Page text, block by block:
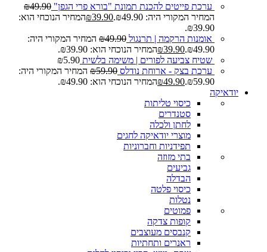
ערכת פייטים להכנת תמונת "בורא פרי הגפן" ₪49.90
המחיר המקורי היה: ₪49.90.
₪39.90
המחיר הנוכחי הוא:
₪39.90.
אומנות הרקמה | תרנגול
₪49.90
המחיר המקורי היה:
₪49.90.
₪39.90
המחיר הנוכחי הוא: ₪39.90.
שטיח צביעה לפורים | משימה בלשית
₪5.90
ערכת בצק - ארוחת נודלס
₪59.90
המחיר המקורי היה:
₪59.90.
₪49.90
המחיר הנוכחי הוא: ₪49.90.
יודאיקה
כיסוי טליתות
סטנדרים
לחתן ולכלה
מוצרי יודאיקה לחגים
תפידניות וחברוניות
בתי מזוזה
גביעים
הבדלה
כיסוי פלטה
נטלות
פמוטים
קופות צדקה
קנבסים מעוצבים
ראנרים ותחתיות